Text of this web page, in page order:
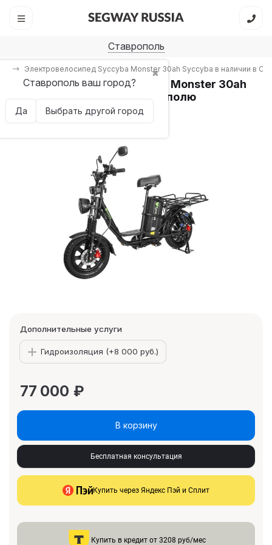
Ставрополь
✖
Ставрополь ваш город?
Да Выбрать другой город
Электровелосипед Syccyba Monster 30ah Syccyba в наличии в
Электровелосипед Syccyba Monster 30ah
Syccyba в наличии в Ставрополю
Дополнительные услуги
Гидроизоляция (+8 000 руб.)
77 000 ₽
В корзину
Бесплатная консультация
Купить через Яндекс Пэй и Сплит
Купить в кредит от 3208 руб/мес